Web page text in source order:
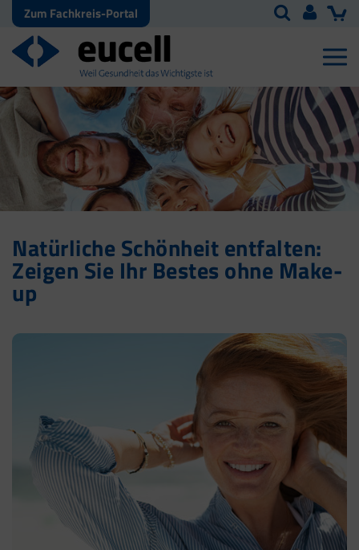
Zum Fachkreis-Portal
Natürliche Schönheit entfalten:
Zeigen Sie Ihr Bestes ohne Make-
up